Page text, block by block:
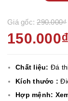
Giá gốc:290.000₫
150.000₫
Chất liệu: Đá
Kích thước :
Hợp mệnh: